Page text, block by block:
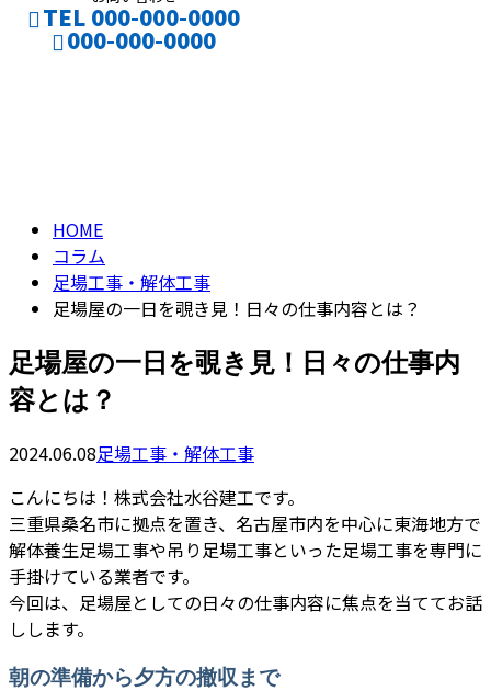
TEL 000-000-0000
000-000-0000
HOME
コラム
足場工事・解体工事
足場屋の一日を覗き見！日々の仕事内容とは？
足場屋の一日を覗き見！日々の仕事内
容とは？
2024.06.08足場工事・解体工事
こんにちは！株式会社水谷建工です。
三重県桑名市に拠点を置き、名古屋市内を中心に東海地方で
解体養生足場工事や吊り足場工事といった足場工事を専門に
手掛けている業者です。
今回は、足場屋としての日々の仕事内容に焦点を当ててお話
しします。
朝の準備から夕方の撤収まで